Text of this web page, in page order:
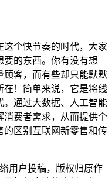
这个快节奏的时代，大家
的东西。你有没有想
顾客，而有些却只能默默
！简单来说，它是将线
。通过大数据、人工智能
消费者需求，从而提供个
的区别互联网新零售和传
用户投稿，版权归原作